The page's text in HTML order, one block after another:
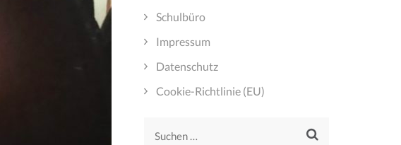
Schulbüro
Impressum
Datenschutz
Cookie-Richtlinie (EU)
Suchen